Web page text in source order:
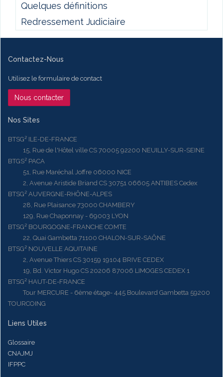
Quelques définitions
Redressement Judiciaire
Contactez-Nous
Utilisez le formulaire de contact
Nous contacter
Nos Sites
BTSG² ILE-DE-FRANCE
15, Rue de l'Hôtel ville CS 70005 92200 NEUILLY-SUR-SEINE
BTGS² PACA
51, Rue Maréchal Joffre 06000 NICE
2, Avenue Aristide Briand CS 30751 06605 ANTIBES Cedex
BTSG² AUVERGNE-RHÔNE-ALPES
28, Rue Plaisance 73000 CHAMBERY
129, Rue Chaponnay - 69003 LYON
BTSG² BOURGOGNE-FRANCHE COMTE
22, Quai Gambetta 71100 CHALON-SUR-SAÔNE
BTSG² NOUVELLE AQUITAINE
2, Avenue Thiers CS 30159 19104 BRIVE CEDEX
19, Bd. Victor Hugo CS 20206 87006 LIMOGES CEDEX 1
BTSG² HAUT-DE-FRANCE
Tour MERCURE - 6ème étage- 445 Boulevard Gambetta 59200
TOURCOING
Liens Utiles
Glossaire
CNAJMJ
IFPPC